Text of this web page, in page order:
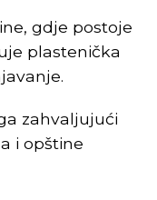
gdje postoje
plastenička
zahvaljujući
i opštine